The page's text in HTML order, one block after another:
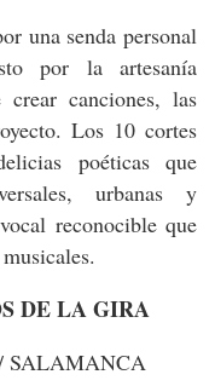
una senda personal
por la artesanía
canciones, las
Los 10 cortes
poéticas que
urbanas y
reconocible que
DE LA GIRA
SALAMANCA